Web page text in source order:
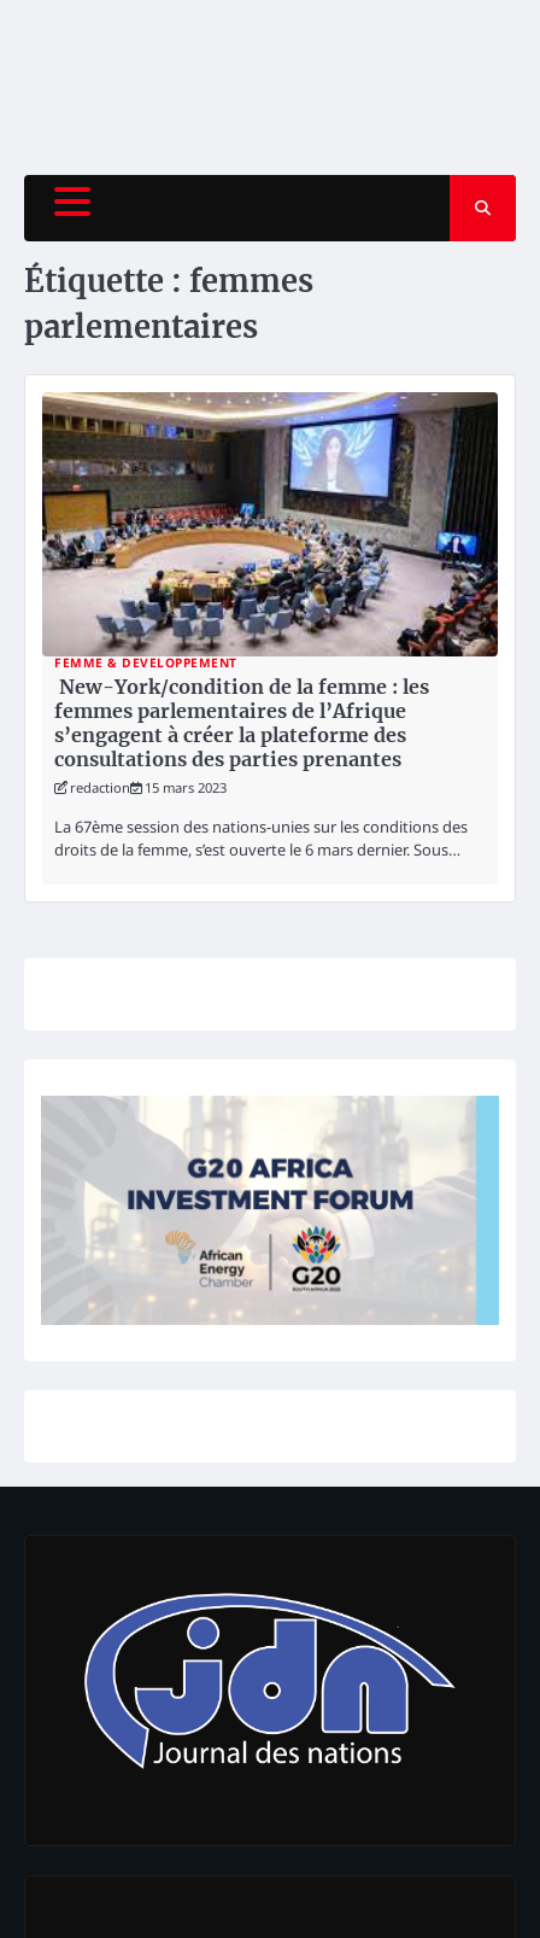
Étiquette : femmes
parlementaires
FEMME & DEVELOPPEMENT
New-York/condition de la femme : les
femmes parlementaires de l’Afrique
s’engagent à créer la plateforme des
consultations des parties prenantes
redaction 15 mars 2023
La 67ème session des nations-unies sur les conditions des
droits de la femme, s’est ouverte le 6 mars dernier. Sous…